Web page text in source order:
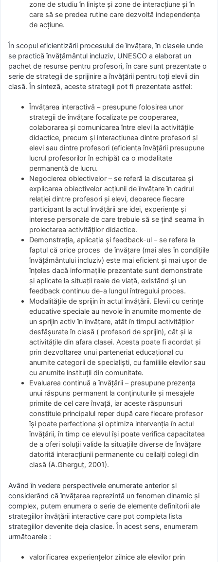
zone de studiu în linişte şi zone de interacţiune şi în
care să se predea rutine care dezvoltă independenţa
de acţiune.
În scopul eficientizării procesului de învăţare, în clasele unde
se practică învăţământul incluziv, UNESCO a elaborat un
pachet de resurse pentru profesori, în care sunt prezentate o
serie de strategii de sprijinire a învăţării pentru toţi elevii din
clasă. În sinteză, aceste strategii pot fi prezentate astfel:
Învăţarea interactivă – presupune folosirea unor
strategii de învăţare focalizate pe cooperarea,
colaborarea şi comunicarea între elevi la activităţile
didactice, precum şi interacţiunea dintre profesori şi
elevi sau dintre profesori (eficienţa învăţării presupune
lucrul profesorilor în echipă) ca o modalitate
permanentă de lucru.
Negocierea obiectivelor – se referă la discutarea şi
explicarea obiectivelor acţiunii de învăţare în cadrul
relaţiei dintre profesori şi elevi, deoarece fiecare
participant la actul învăţării are idei, experienţe şi
interese personale de care trebuie să se ţină seama în
proiectarea activităţilor didactice.
Demonstraţia, aplicaţia şi feedback-ul – se refera la
faptul că orice proces de învăţare (mai ales în condiţiile
învăţământului incluziv) este mai eficient şi mai uşor de
înţeles dacă informaţiile prezentate sunt demonstrate
şi aplicate la situaţii reale de viaţă, existând şi un
feedback continuu de-a lungul întregului proces.
Modalităţile de sprijin în actul învăţării. Elevii cu cerinţe
educative speciale au nevoie în anumite momente de
un sprijin activ în învăţare, atât în timpul activităţilor
desfăşurate în clasă ( profesori de sprijin), cât şi la
activităţile din afara clasei. Acesta poate fi acordat şi
prin dezvoltarea unui parteneriat educaţional cu
anumite categorii de specialişti, cu familiile elevilor sau
cu anumite instituţii din comunitate.
Evaluarea continuă a învăţării – presupune prezenţa
unui răspuns permanent la conţinuturile şi mesajele
primite de cel care învaţă, iar aceste răspunsuri
constituie principalul reper după care fiecare profesor
îşi poate perfecţiona şi optimiza intervenţia în actul
învăţării, în timp ce elevul îşi poate verifica capacitatea
de a oferi soluţii valide la situaţiile diverse de învăţare
datorită interacţiunii permanente cu ceilalţi colegi din
clasă (A.Gherguţ, 2001).
Având în vedere perspectivele enumerate anterior şi
considerând că învăţarea reprezintă un fenomen dinamic şi
complex, putem enumera o serie de elemente definitorii ale
strategiilor învăţării interactive care pot completa lista
strategiilor devenite deja clasice. În acest sens, enumeram
următoarele :
valorificarea experienţelor zilnice ale elevilor prin